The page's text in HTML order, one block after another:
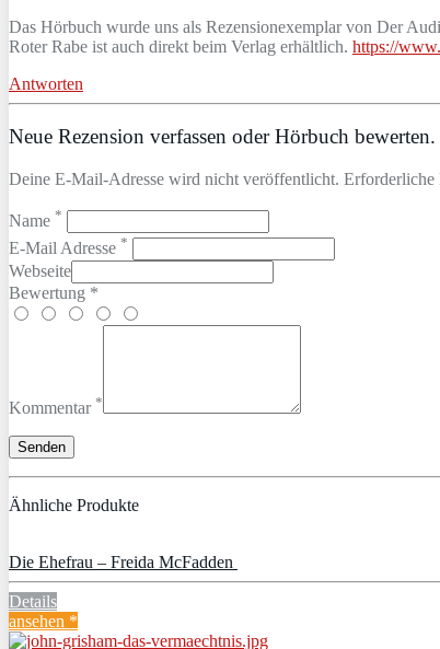
Das Hörbuch wurde uns als Rezensionexemplar von Der
Roter Rabe ist auch direkt beim Verlag erhältlich. https://
Antworten
Neue Rezension verfassen oder Hörbuch bewerten.
Deine E-Mail-Adresse wird nicht veröffentlicht. Erforderliche
Name *
E-Mail Adresse *
Webseite
Bewertung *
Kommentar *
Ähnliche Produkte
Die Ehefrau – Freida McFadden
Details
ansehen *